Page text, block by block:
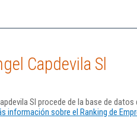
Capdevila Sl
Sl procede de la base de
información sobre el Ranking de